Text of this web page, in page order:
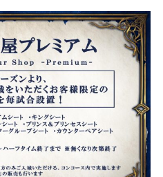
サービス
覧
ラブ
約肖像権・ロゴについて プライバシ
FOLLOW